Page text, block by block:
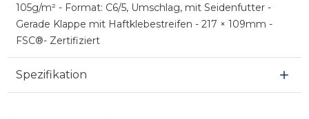
105g/m² - Format: C6/5, Umschlag, mit Seidenfutter -
Gerade Klappe mit Haftklebestreifen - 217 × 109mm -
FSC®- Zertifiziert
Spezifikation